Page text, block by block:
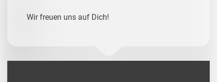
Wir freuen uns auf Dich!